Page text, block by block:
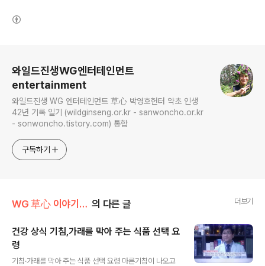
와일드진생WG엔터테인먼트
entertainment
와일드진생 WG 엔터테인먼트 草心 박영호헌터 약초 인생
42년 기록 일기 (wildginseng.or.kr - sanwoncho.or.kr
- sonwoncho.tistory.com) 통합
구독하기
WG 草心 이야기 013 의 다른 글 더보기
건강 상식 기침,가래를 막아 주는 식품 선택 요
령
기침·가래를 막아 주는 식품 선택 요령 마른기침이 나오고